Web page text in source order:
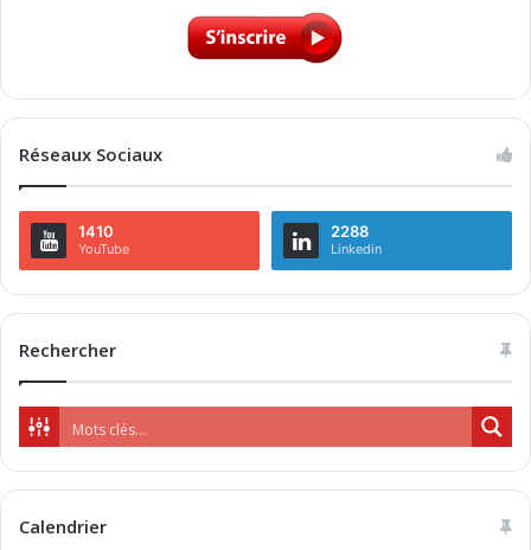
Réseaux Sociaux
1410
YouTube
2288
Linkedin
Rechercher
Calendrier